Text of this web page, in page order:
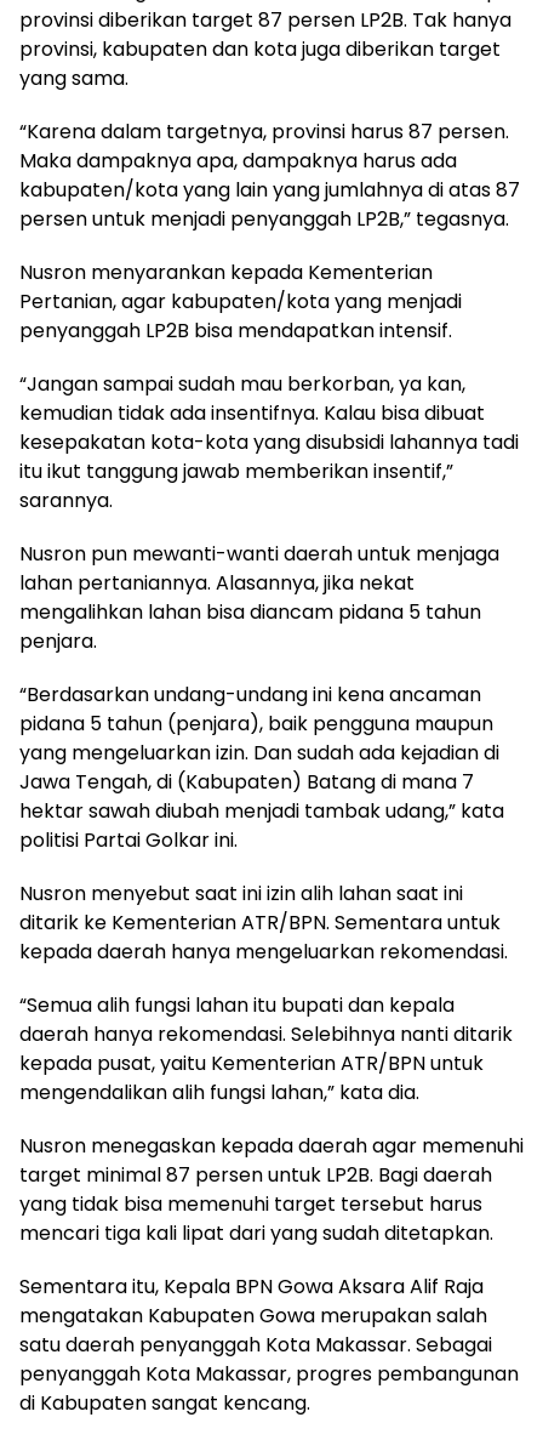
provinsi diberikan target 87 persen LP2B. Tak hanya
provinsi, kabupaten dan kota juga diberikan target
yang sama.
“Karena dalam targetnya, provinsi harus 87 persen.
Maka dampaknya apa, dampaknya harus ada
kabupaten/kota yang lain yang jumlahnya di atas 87
persen untuk menjadi penyanggah LP2B,” tegasnya.
Nusron menyarankan kepada Kementerian
Pertanian, agar kabupaten/kota yang menjadi
penyanggah LP2B bisa mendapatkan intensif.
“Jangan sampai sudah mau berkorban, ya kan,
kemudian tidak ada insentifnya. Kalau bisa dibuat
kesepakatan kota-kota yang disubsidi lahannya tadi
itu ikut tanggung jawab memberikan insentif,”
sarannya.
Nusron pun mewanti-wanti daerah untuk menjaga
lahan pertaniannya. Alasannya, jika nekat
mengalihkan lahan bisa diancam pidana 5 tahun
penjara.
“Berdasarkan undang-undang ini kena ancaman
pidana 5 tahun (penjara), baik pengguna maupun
yang mengeluarkan izin. Dan sudah ada kejadian di
Jawa Tengah, di (Kabupaten) Batang di mana 7
hektar sawah diubah menjadi tambak udang,” kata
politisi Partai Golkar ini.
Nusron menyebut saat ini izin alih lahan saat ini
ditarik ke Kementerian ATR/BPN. Sementara untuk
kepada daerah hanya mengeluarkan rekomendasi.
“Semua alih fungsi lahan itu bupati dan kepala
daerah hanya rekomendasi. Selebihnya nanti ditarik
kepada pusat, yaitu Kementerian ATR/BPN untuk
mengendalikan alih fungsi lahan,” kata dia.
Nusron menegaskan kepada daerah agar memenuhi
target minimal 87 persen untuk LP2B. Bagi daerah
yang tidak bisa memenuhi target tersebut harus
mencari tiga kali lipat dari yang sudah ditetapkan.
Sementara itu, Kepala BPN Gowa Aksara Alif Raja
mengatakan Kabupaten Gowa merupakan salah
satu daerah penyanggah Kota Makassar. Sebagai
penyanggah Kota Makassar, progres pembangunan
di Kabupaten sangat kencang.